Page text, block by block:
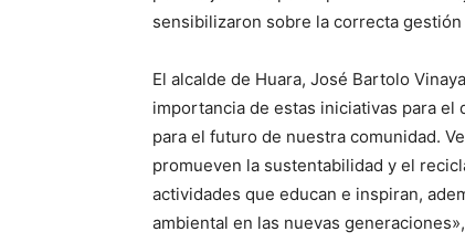
sensibilizaron sobre la correcta
El alcalde de Huara, José Bartolo
importancia de estas iniciativas para el
para el futuro de nuestra comunidad.
promueven la sustentabilidad y el
actividades que educan e inspiran,
ambiental en las nuevas